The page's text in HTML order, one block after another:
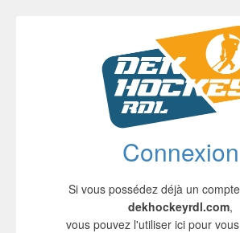
Connexion
Si vous possédez déjà un
dekhockeyrdl.com,
vous pouvez l'utiliser ici pour